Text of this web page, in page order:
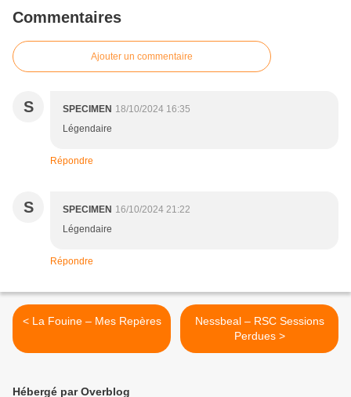
Commentaires
Ajouter un commentaire
S SPECIMEN 18/10/2024 16:35
Légendaire
Répondre
S SPECIMEN 16/10/2024 21:22
Légendaire
Répondre
< La Fouine – Mes Repères
Nessbeal – RSC Sessions
Perdues >
Hébergé par Overblog